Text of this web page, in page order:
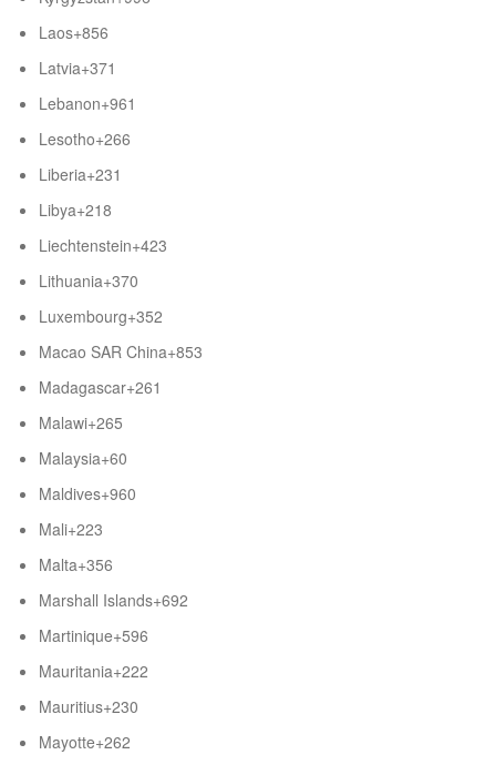
Laos+856
Latvia+371
Lebanon+961
Lesotho+266
Liberia+231
Libya+218
Liechtenstein+423
Lithuania+370
Luxembourg+352
Macao SAR China+853
Madagascar+261
Malawi+265
Malaysia+60
Maldives+960
Mali+223
Malta+356
Marshall Islands+692
Martinique+596
Mauritania+222
Mauritius+230
Mayotte+262